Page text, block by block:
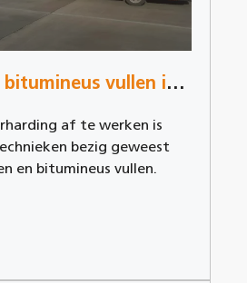
Opzagen en bitumineus vullen in Tildonk
af te werken is
bezig geweest
en bitumineus vullen.